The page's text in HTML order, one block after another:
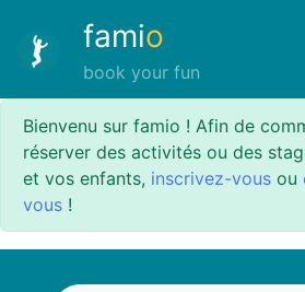
famio
book your fun
Bienvenu sur famio ! Afin de
réserver des activités ou des
et vos enfants, inscrivez-vous ou
vous !